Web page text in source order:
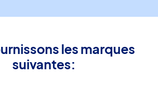
les marques
suivantes: